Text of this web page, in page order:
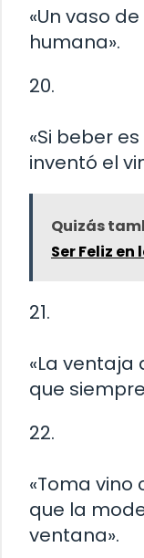
«Un vaso
humana».
20.
«Si beber
inventó el
Quizás
Ser Feliz en
21.
«La ventaja
que
22.
«Toma
que la
ventana».